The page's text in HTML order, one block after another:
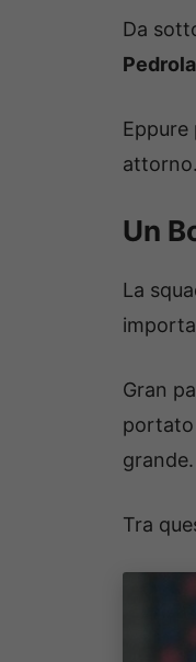
Da
Pedrola
attorno.
Un
La
Gran
portato
grande.
Tra